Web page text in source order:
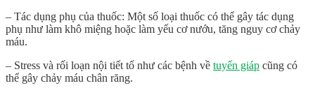
– Tác dụng phụ của thuốc: Một số loại thuốc có thể gây tác dụng
phụ như làm khô miệng hoặc làm yếu cơ nướu, tăng nguy cơ chảy
máu.
– Stress và rối loạn nội tiết tố như các bệnh về tuyến giáp cũng có
thể gây chảy máu chân răng.